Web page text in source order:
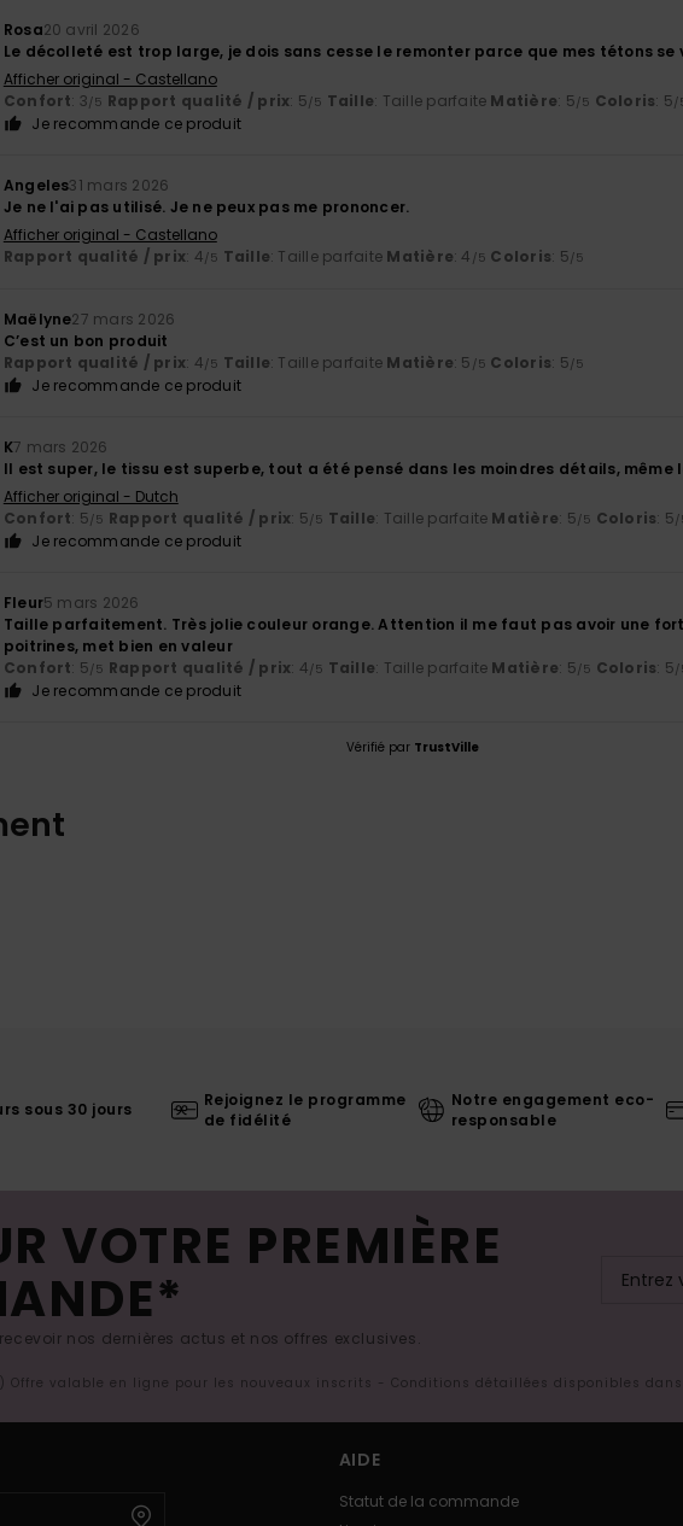
Rosa20 avril 2026
Le décolleté est trop large, je dois sans cesse le remonter parce que mes tétons se
Afficher original - Castellano
Confort: 3/5 Rapport qualité / prix: 5/5 Taille: Taille parfaite Matière: 5/5 Coloris: 5/
Je recommande ce produit
Angeles31 mars 2026
Je ne l'ai pas utilisé. Je ne peux pas me prononcer.
Afficher original - Castellano
Rapport qualité / prix: 4/5 Taille: Taille parfaite Matière: 4 /5 Coloris: 5/5
Maëlyne27 mars 2026
C’est un bon produit
Rapport qualité / prix: 4/5 Taille: Taille parfaite Matière: 5 /5 Coloris: 5/5
Je recommande ce produit
K7 mars 2026
Il est super, le tissu est superbe, tout a été pensé dans les moindres détails,
Afficher original - Dutch
Confort: 5/5 Rapport qualité / prix: 5/5 Taille: Taille parfaite Matière: 5/5 Coloris: 5/
Je recommande ce produit
Fleur5 mars 2026
Taille parfaitement. Très jolie couleur orange. Attention il me faut pas avoir une
poitrines, met bien en valeur
Confort: 5/5 Rapport qualité / prix: 4/5 Taille: Taille parfaite Matière: 5/5 Coloris: 5/
Je recommande ce produit
Vérifié par TrustVille
sous 30 jours
Rejoignez le programme
de fidélité
Notre engagement eco-
responsable
VOTRE PREMIÈRE
nos dernières actus et nos offres exclusives.
Offre valable en ligne pour les nouveaux inscrits - Conditions détaillées disponibles
AIDE
Statut de la commande